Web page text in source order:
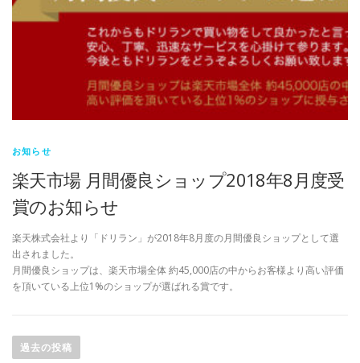
お知らせ
楽天市場 月間優良ショップ2018年8月度受
賞のお知らせ
楽天株式会社より「ドリラン」が2018年8月度の月間優良ショップとして選
出されました。
月間優良ショップは、楽天市場全体 約45,000店の中からお客様より高い評価
を頂いている上位1%のショップが選ばれる賞です。
稿
過去の投稿